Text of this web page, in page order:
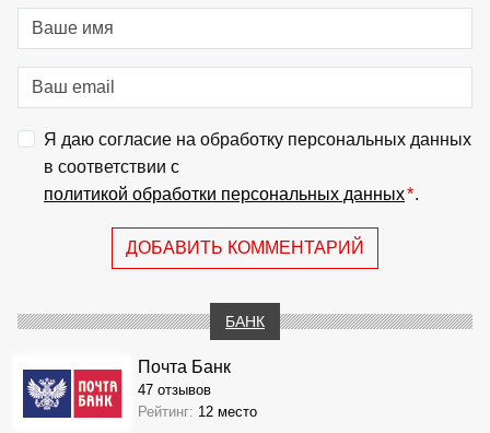
Я даю согласие на обработку персональных данных
в соответствии с
политикой обработки персональных данных*.
ДОБАВИТЬ КОММЕНТАРИЙ
БАНК
Почта Банк
47 отзывов
Рейтинг: 12 место